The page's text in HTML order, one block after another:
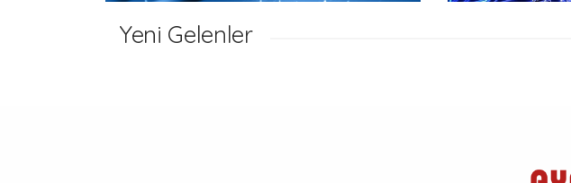
Yeni Gelenler